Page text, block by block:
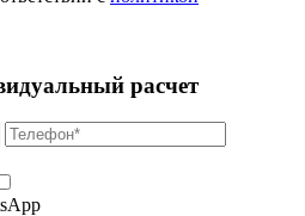
расчет